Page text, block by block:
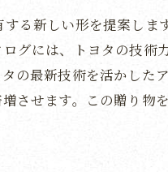
る新しい形を提案しま
グには、トヨタの技術
の最新技術を活かしたア
させます。この贈り物